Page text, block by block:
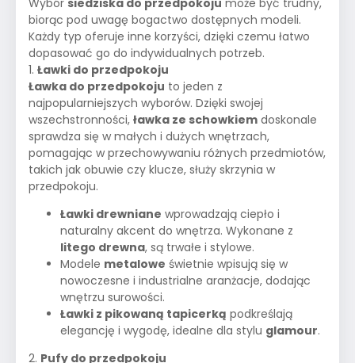
Wybór siedziska do przedpokoju może być trudny,
biorąc pod uwagę bogactwo dostępnych modeli.
Każdy typ oferuje inne korzyści, dzięki czemu łatwo
dopasować go do indywidualnych potrzeb.
1. Ławki do przedpokoju
Ławka do przedpokoju to jeden z
najpopularniejszych wyborów. Dzięki swojej
wszechstronności, ławka ze schowkiem doskonale
sprawdza się w małych i dużych wnętrzach,
pomagając w przechowywaniu różnych przedmiotów,
takich jak obuwie czy klucze, służy skrzynia w
przedpokoju.
Ławki drewniane wprowadzają ciepło i
naturalny akcent do wnętrza. Wykonane z
litego drewna, są trwałe i stylowe.
Modele metalowe świetnie wpisują się w
nowoczesne i industrialne aranżacje, dodając
wnętrzu surowości.
Ławki z pikowaną tapicerką podkreślają
elegancję i wygodę, idealne dla stylu glamour.
2. Pufy do przedpokoju